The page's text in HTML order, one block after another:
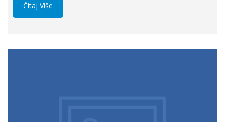
Čitaj Više